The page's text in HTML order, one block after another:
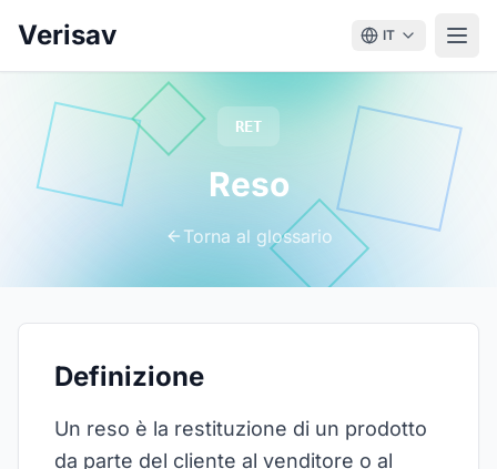
Verisav IT
RET
Reso
Torna al glossario
Definizione
Un reso è la restituzione di un prodotto
da parte del cliente al venditore o al